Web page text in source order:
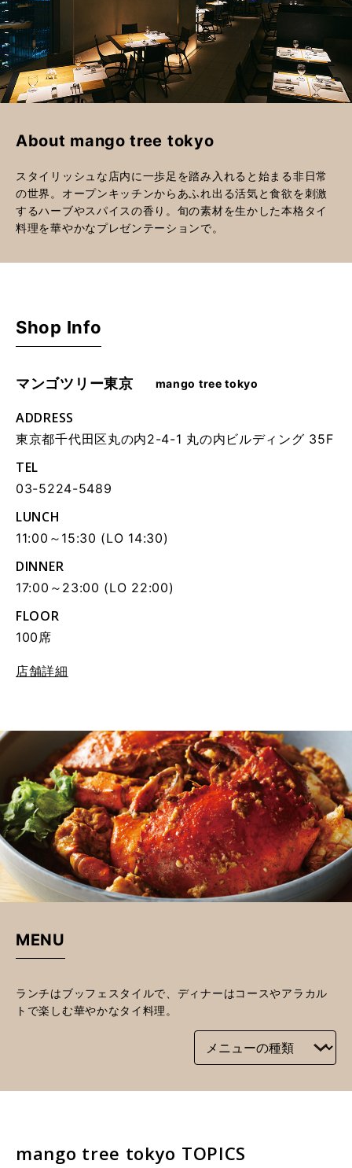
About mango tree tokyo
スタイリッシュな店内に一歩足を踏み入れると始まる非日常
の世界。オープンキッチンからあふれ出る活気と食欲を刺激
するハーブやスパイスの香り。旬の素材を生かした本格タイ
料理を華やかなプレゼンテーションで。
Shop Info
マンゴツリー東京 mango tree tokyo
ADDRESS
東京都千代田区丸の内2-4-1 丸の内ビルディング 35F
TEL
03-5224-5489
LUNCH
11:00～15:30 (LO 14:30)
DINNER
17:00～23:00 (LO 22:00)
FLOOR
100席
店舗詳細
MENU
ランチはブッフェスタイルで、ディナーはコースやアラカル
トで楽しむ華やかなタイ料理。
mango tree tokyo TOPICS